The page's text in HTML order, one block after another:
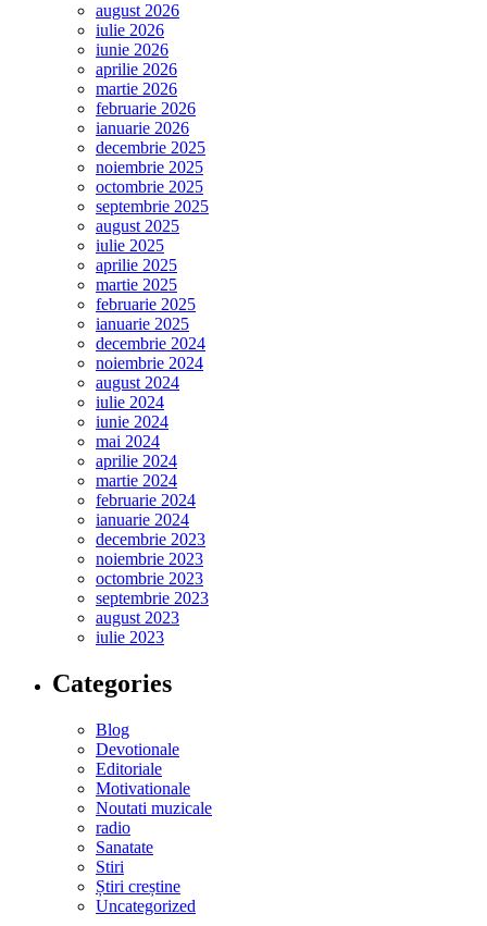
august 2026
iulie 2026
iunie 2026
aprilie 2026
martie 2026
februarie 2026
ianuarie 2026
decembrie 2025
noiembrie 2025
octombrie 2025
septembrie 2025
august 2025
iulie 2025
aprilie 2025
martie 2025
februarie 2025
ianuarie 2025
decembrie 2024
noiembrie 2024
august 2024
iulie 2024
iunie 2024
mai 2024
aprilie 2024
martie 2024
februarie 2024
ianuarie 2024
decembrie 2023
noiembrie 2023
octombrie 2023
septembrie 2023
august 2023
iulie 2023
Categories
Blog
Devotionale
Editoriale
Motivationale
Noutati muzicale
radio
Sanatate
Stiri
Știri creștine
Uncategorized